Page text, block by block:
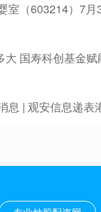
加杠杆怎么办，结果
2026年第三、四期
06-12
06-12
室（603214）7
大 国寿科创基金
息 | 观安信息递表